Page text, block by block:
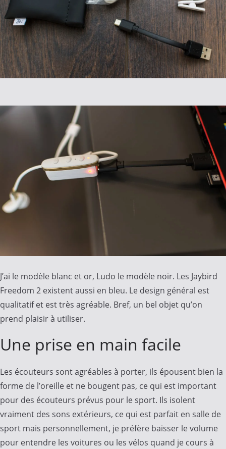
J’ai le modèle blanc et or, Ludo le modèle noir. Les Jaybird
Freedom 2 existent aussi en bleu. Le design général est
qualitatif et est très agréable. Bref, un bel objet qu’on
prend plaisir à utiliser.
Une prise en main facile
Les écouteurs sont agréables à porter, ils épousent bien la
forme de l’oreille et ne bougent pas, ce qui est important
pour des écouteurs prévus pour le sport. Ils isolent
vraiment des sons extérieurs, ce qui est parfait en salle de
sport mais personnellement, je préfère baisser le volume
pour entendre les voitures ou les vélos quand je cours à